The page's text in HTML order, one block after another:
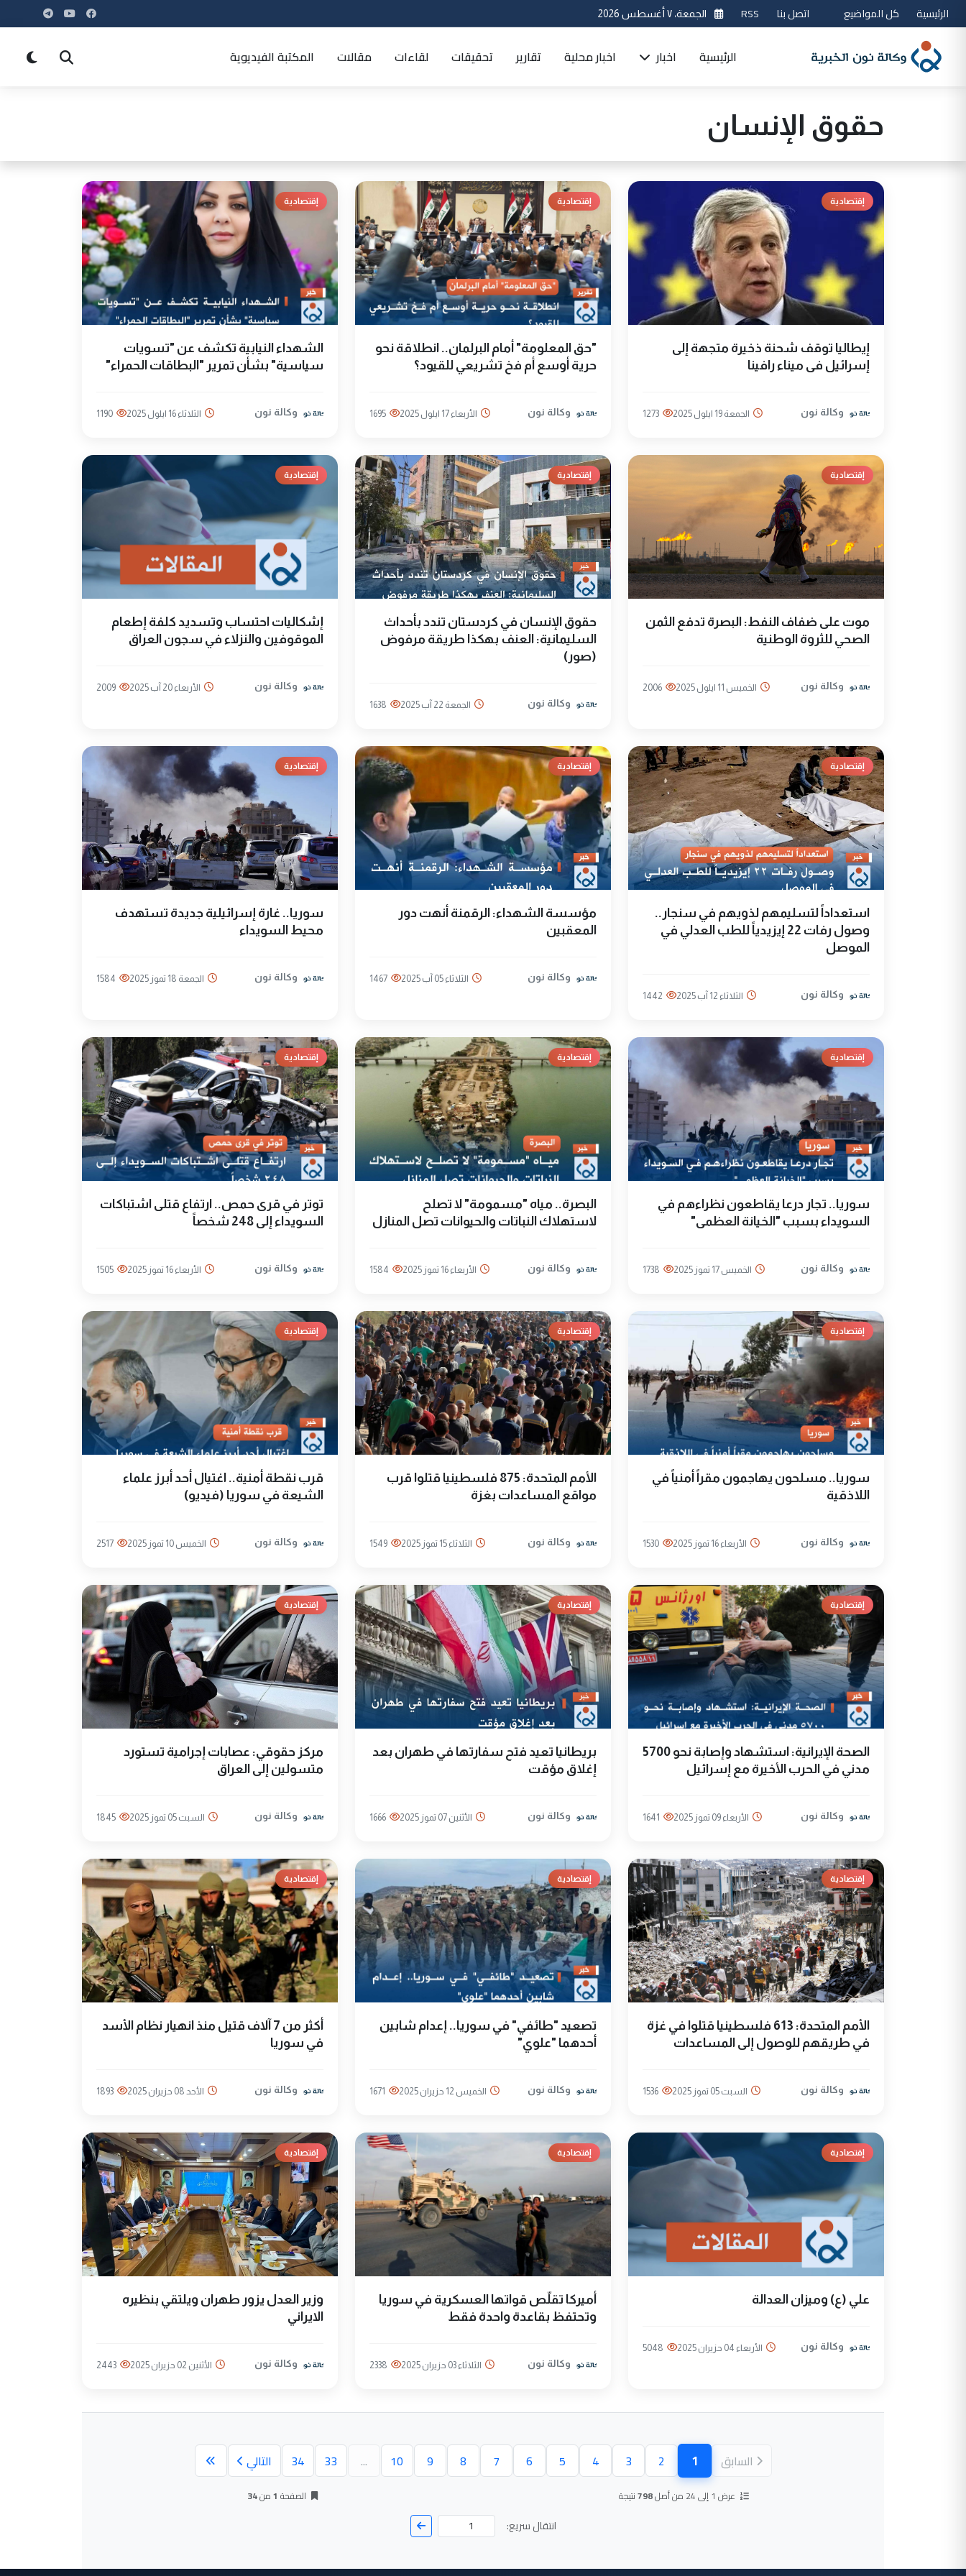
الرئيسية كل المواضيع اتصل بنا RSS الجمعة، ٧ أغسطس 2026
الرئيسية اخبار اخبار محلية تقارير تحقيقات لقاءات مقالات المكتبة الفيديوية
حقوق الإنسان
إقتصادية
إيطاليا توقف شحنة ذخيرة متجهة إلى
إسرائيل فى ميناء رافينا
وكالة نون الجمعة 19 ايلول 2025 1273
إقتصادية
"حق المعلومة" أمام البرلمان.. انطلاقة نحو
حرية أوسع أم فخ تشريعي للقيود؟
وكالة نون الأربعاء 17 ايلول 2025 1695
إقتصادية
الشهداء النيابية تكشف عن "تسويات
سياسية" بشأن تمرير "البطاقات الحمراء"
وكالة نون الثلاثاء 16 ايلول 2025 1190
إقتصادية
موت على ضفاف النفط: البصرة تدفع الثمن
الصحي للثروة الوطنية
وكالة نون الخميس 11 ايلول 2025 2006
إقتصادية
حقوق الإنسان في كردستان تندد بأحداث
السليمانية: العنف بهكذا طريقة مرفوض
(صور)
وكالة نون الجمعة 22 آب 2025 1638
إقتصادية
إشكاليات احتساب وتسديد كلفة إطعام
الموقوفين والنزلاء في سجون العراق
وكالة نون الأربعاء 20 آب 2025 2009
إقتصادية
استعداداً لتسليمهم لذويهم في سنجار..
وصول رفات 22 إيزيدياً للطب العدلي في
الموصل
وكالة نون الثلاثاء 12 آب 2025 1442
إقتصادية
مؤسسة الشهداء: الرقمنة أنهت دور
المعقبين
وكالة نون الثلاثاء 05 آب 2025 1467
إقتصادية
سوريا.. غارة إسرائيلية جديدة تستهدف
محيط السويداء
وكالة نون الجمعة 18 تموز 2025 1584
إقتصادية
سوريا.. تجار درعا يقاطعون نظراءهم في
السويداء بسبب "الخيانة العظمى"
وكالة نون الخميس 17 تموز 2025 1738
إقتصادية
البصرة.. مياه "مسمومة" لا تصلح
لاستهلاك النباتات والحيوانات تصل المنازل
وكالة نون الأربعاء 16 تموز 2025 1584
إقتصادية
توتر في قرى حمص.. ارتفاع قتلى اشتباكات
السويداء إلى 248 شخصاً
وكالة نون الأربعاء 16 تموز 2025 1505
إقتصادية
سوريا.. مسلحون يهاجمون مقراً أمنياً في
اللاذقية
وكالة نون الأربعاء 16 تموز 2025 1530
إقتصادية
الأمم المتحدة: 875 فلسطينيا قتلوا قرب
مواقع المساعدات بغزة
وكالة نون الثلاثاء 15 تموز 2025 1549
إقتصادية
قرب نقطة أمنية.. اغتيال أحد أبرز علماء
الشيعة في سوريا (فيديو)
وكالة نون الخميس 10 تموز 2025 2517
إقتصادية
الصحة الإيرانية: استشهاد وإصابة نحو 5700
مدني في الحرب الأخيرة مع إسرائيل
وكالة نون الأربعاء 09 تموز 2025 1641
إقتصادية
بريطانيا تعيد فتح سفارتها في طهران بعد
إغلاق مؤقت
وكالة نون الأثنين 07 تموز 2025 1666
إقتصادية
مركز حقوقي: عصابات إجرامية تستورد
متسولين إلى العراق
وكالة نون السبت 05 تموز 2025 1845
إقتصادية
الأمم المتحدة: 613 فلسطينيا قتلوا في غزة
في طريقهم للوصول إلى المساعدات
وكالة نون السبت 05 تموز 2025 1536
إقتصادية
تصعيد "طائفي" في سوريا.. إعدام شابين
أحدهما "علوي"
وكالة نون الخميس 12 حزيران 2025 1671
إقتصادية
أكثر من 7 آلاف قتيل منذ انهيار نظام الأسد
في سوريا
وكالة نون الأحد 08 حزيران 2025 1893
إقتصادية
علي (ع) وميزان العدالة
وكالة نون الأربعاء 04 حزيران 2025 5048
إقتصادية
أميركا تقلّص قواتها العسكرية في سوريا
وتحتفظ بقاعدة واحدة فقط
وكالة نون الثلاثاء 03 حزيران 2025 2338
إقتصادية
وزير العدل يزور طهران ويلتقي بنظيره
الايراني
وكالة نون الأثنين 02 حزيران 2025 2443
السابق 1(الصفحة الحالية)
2
3
4
5
6
7
8
9
10
...
33
34 التالي
عرض 1 إلى 24 من أصل 798نتيجة الصفحة 1من34
انتقال سريع: